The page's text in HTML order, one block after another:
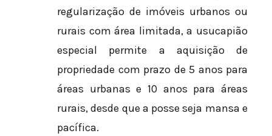
regularização de imóveis urbanos ou
rurais com área limitada, a usucapião
especial permite a aquisição de
propriedade com prazo de 5 anos para
áreas urbanas e 10 anos para áreas
rurais, desde que a posse seja mansa e
pacífica.